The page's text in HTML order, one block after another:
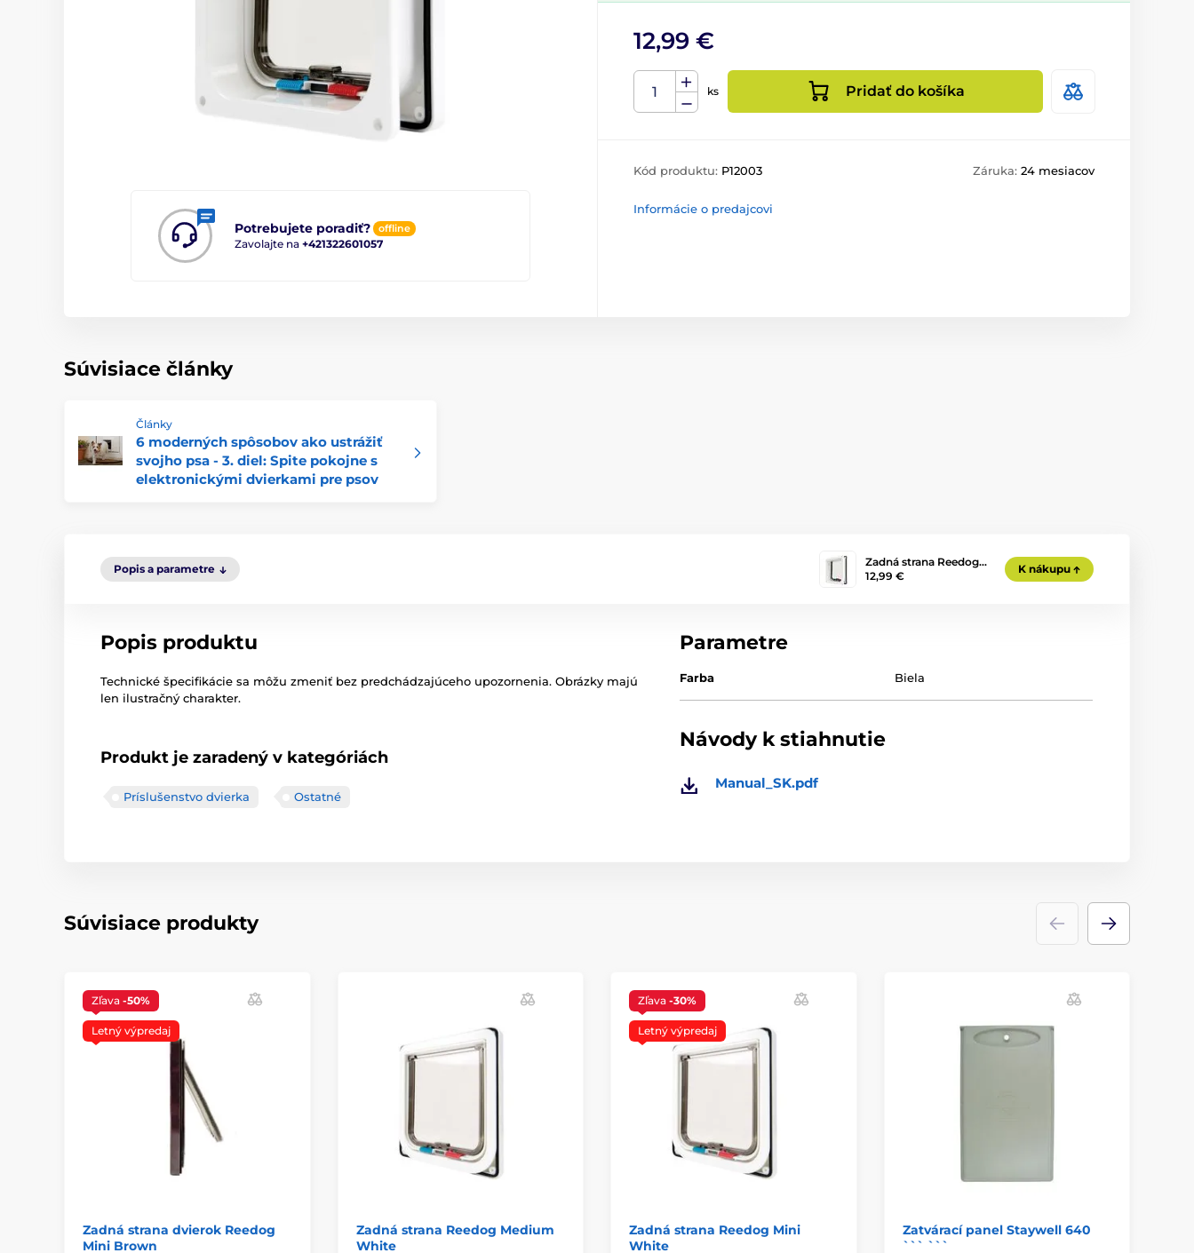
Potrebujete poradiť? offline
Zavolajte na +421322601057
12,99 €
ks Pridať do košíka
Kód produktu: P12003 Záruka: 24 mesiacov
Informácie o predajcovi
Súvisiace články
Články
6 moderných spôsobov ako ustrážiť
svojho psa - 3. diel: Spite pokojne s
elektronickými dvierkami pre psov
Popis a parametre
Zadná strana Reedog…
12,99 €
K nákupu
Popis produktu
Technické špecifikácie sa môžu zmeniť bez predchádzajúceho upozornenia. Obrázky majú
len ilustračný charakter.
Produkt je zaradený v kategóriách
Príslušenstvo dvierka Ostatné
Parametre
Farba Biela
Návody k stiahnutie
Manual_SK.pdf
Súvisiace produkty
Zľava -50%
Letný výpredaj
Zadná strana dvierok Reedog
Mini Brown
Zadná strana Reedog Medium
White
Zľava -30%
Letný výpredaj
Zadná strana Reedog Mini
White
Zatvárací panel Staywell 640
``` ```